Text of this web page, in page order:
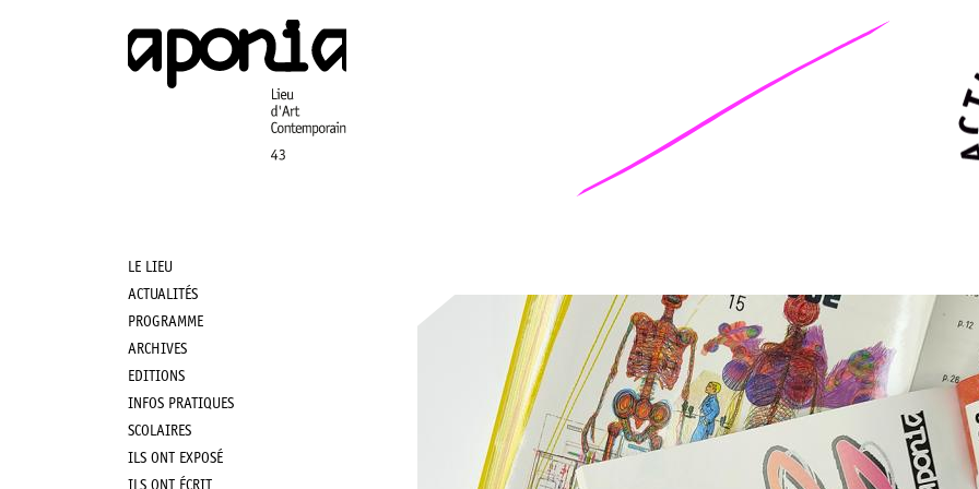
Main
navigation
LE LIEU
ACTUALITÉS
PROGRAMME
ARCHIVES
EDITIONS
INFOS PRATIQUES
SCOLAIRES
ILS ONT EXPOSÉ